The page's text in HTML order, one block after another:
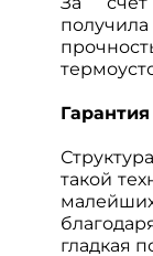
получила
Гарантия
такой
гладкая